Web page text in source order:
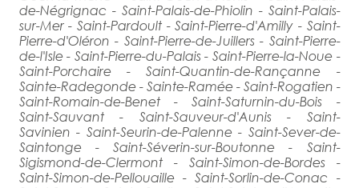
de-Négrignac - Saint-Palais-de-Phiolin - Saint-Palais-
sur-Mer - Saint-Pardoult - Saint-Pierre-d'Amilly - Saint-
Pierre-d'Oléron - Saint-Pierre-de-Juillers - Saint-Pierre-
de-l'Isle - Saint-Pierre-du-Palais - Saint-Pierre-la-Noue -
Saint-Porchaire - Saint-Quantin-de-Rançanne -
Sainte-Radegonde - Sainte-Ramée - Saint-Rogatien -
Saint-Romain-de-Benet - Saint-Saturnin-du-Bois -
Saint-Sauvant - Saint-Sauveur-d'Aunis - Saint-
Savinien - Saint-Seurin-de-Palenne - Saint-Sever-de-
Saintonge - Saint-Séverin-sur-Boutonne - Saint-
Sigismond-de-Clermont - Saint-Simon-de-Bordes -
Saint-Simon-de-Pellouaille - Saint-Sorlin-de-Conac -